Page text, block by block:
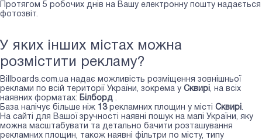
Протягом 5 робочих днів на Вашу електронну пошту надається
фотозвіт.
У яких інших містах можна
розмістити рекламу?
Billboards.com.ua надає можливість розміщення зовнішньої
реклами по всій території України, зокрема у Сквирі, на всіх
наявних форматах: Білборд .
База налічує більше ніж 13рекламних площин у місті Сквирі.
На сайті для Вашої зручності наявні пошук на мапі України, яку
можна масштабувати та детально бачити розташування
рекламних площин, також наявні фільтри по місту, типу